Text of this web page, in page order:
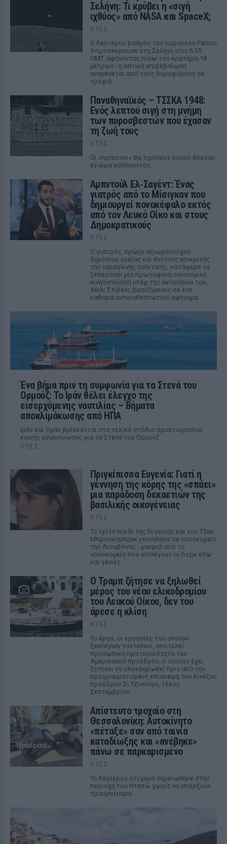
Σελήνη: Τι κρύβει η «σιγή
ιχθύος» από NASA και SpaceX;
ΧΤΕΣ
Ο δεύτερος βαθμός του πυραύλου Falcon
9 προσέκρουσε στη Σελήνη στις 6:35
GMT, αφήνοντας πίσω του κρατήρα 18
μέτρων - η οπτική επιβεβαίωση
αναμένεται από τους δορυφόρους σε
τροχιά
Παναθηναϊκός – ΤΣΣΚΑ 1948:
Ενός λεπτού σιγή στη μνήμη
των πυροσβεστών που έχασαν
τη ζωή τους
ΧΤΕΣ
Οι «πράσινοι« θα τιμήσουν όσους έπεσαν
εν ώρα καθήκοντος
Αμπντούλ Ελ‑Σαγέντ: Ένας
γιατρός από το Μίσιγκαν που
δημιουργεί πονοκέφαλο εκτός
από τον Λευκό Οίκο και στους
Δημοκρατικούς
ΧΤΕΣ
Ο γιατρός, πρώην αξιωματούχος
δημόσιας υγείας και έντονος επικριτής
της ισραηλινής πολιτικής, κατάφερε να
ξεπεράσει μία πρωτοφανή οικονομική
κινητοποίηση υπέρ της αντιπάλου του,
Χέιλι Στίβενς βασιζόμενος σε ένα
καθαρά αντικαθεστωτικό αφήγημα
Ένα βήμα πριν τη συμφωνία για τα Στενά του
Ορμούζ: Το Ιράν θέλει έλεγχο της
εισερχόμενης ναυτιλίας – Βήματα
αποκλιμάκωσης από ΗΠΑ
Ιράν και Ομάν βρίσκονται στο τελικό στάδιο προετοιμασίας
κοινής ανακοίνωσης για τα Στενά του Ορμούζ
ΧΤΕΣ
Πριγκίπισσα Ευγενία: Γιατί η
γέννηση της κόρης της «σπάει»
μια παράδοση δεκαετιών της
βασιλικής οικογένειας
ΧΤΕΣ
Το τρίτο παιδί της Ευγενίας και του Τζακ
Μπρούκσμπανκ γεννήθηκε σε νοσοκομείο
της Λισαβόνας - μακριά από το
νοσοκομείο που επιλέγουν οι Γιορκ εδώ
και γενιές.
Ο Τραμπ ζήτησε να ξηλωθεί
μέρος του νέου ελικοδρομίου
του Λευκού Οίκου, δεν του
άρεσε η κλίση
ΧΤΕΣ
Το έργο, οι εργασίες του οποίου
ξεκίνησαν τον Ιούνιο, αποτελεί
προσωπική προτεραιότητα του
Αμερικανού προέδρου, ο οποίος έχει
ζητήσει να ολοκληρωθεί πριν από την
προγραμματισμένη επίσκεψη του Κινέζου
προέδρου Σι Τζινπίνγκ, τέλος
Σεπτεμβρίου
Απίστευτο τροχαίο στη
Θεσσαλονίκη: Αυτοκίνητο
«πέταξε» σαν από ταινία
καταδίωξης και «ανέβηκε»
πάνω σε παρκαρισμένο
ΧΤΕΣ
Το περίεργο ατύχημα σημειώθηκε στην
περιοχή του Ντεπώ χωρίς να υπάρξουν
τραυματισμοί